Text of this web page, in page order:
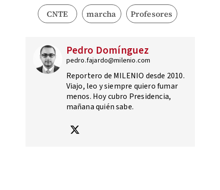
CNTE marcha Profesores
Pedro Domínguez
pedro.fajardo@milenio.com
Reportero de MILENIO desde 2010.
Viajo, leo y siempre quiero fumar
menos. Hoy cubro Presidencia,
mañana quién sabe.